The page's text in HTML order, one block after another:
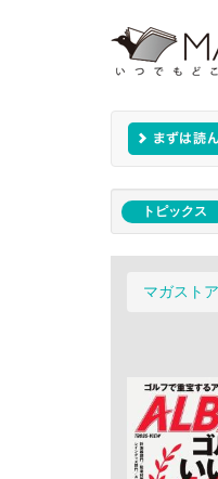
トピックス
マガスト